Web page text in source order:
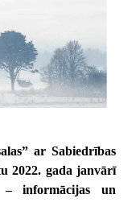
ar Sabiedrības
2022. gada janvārī
– informācijas un